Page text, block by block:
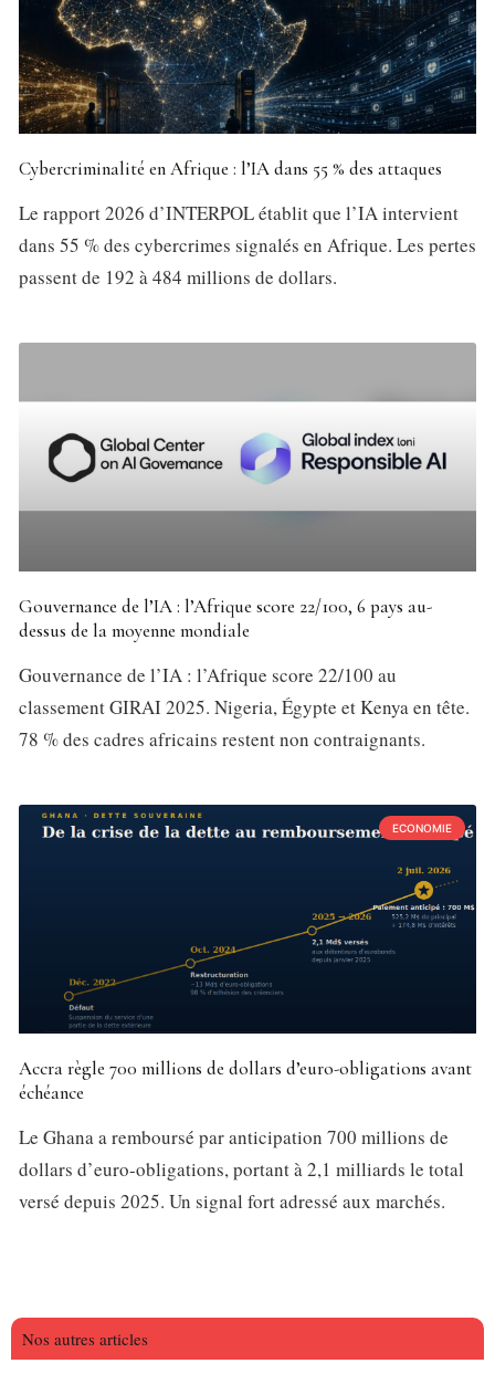
Cybercriminalité en Afrique : l’IA dans 55 % des attaques
Le rapport 2026 d’INTERPOL établit que l’IA intervient
dans 55 % des cybercrimes signalés en Afrique. Les pertes
passent de 192 à 484 millions de dollars.
Gouvernance de l’IA : l’Afrique score 22/100, 6 pays au-
dessus de la moyenne mondiale
Gouvernance de l’IA : l’Afrique score 22/100 au
classement GIRAI 2025. Nigeria, Égypte et Kenya en tête.
78 % des cadres africains restent non contraignants.
ECONOMIE
Accra règle 700 millions de dollars d’euro-obligations avant
échéance
Le Ghana a remboursé par anticipation 700 millions de
dollars d’euro-obligations, portant à 2,1 milliards le total
versé depuis 2025. Un signal fort adressé aux marchés.
Nos autres articles